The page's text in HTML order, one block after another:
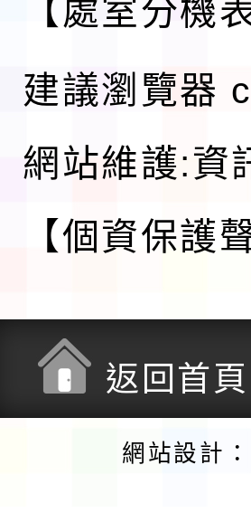
【處室分機
建議瀏覽器
網站維護:資
【個資保護
返回首頁
網站設計